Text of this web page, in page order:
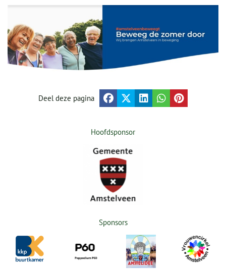
Deel deze pagina
Hoofdsponsor
Sponsors